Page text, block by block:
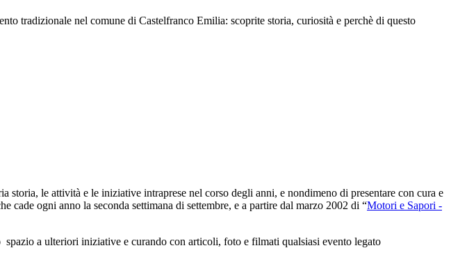
tradizionale nel comune di Castelfranco Emilia: scoprite storia, curiosità e perchè di questo
le attività e le iniziative intraprese nel corso degli anni, e nondimeno di presentare con cura e
cade ogni anno la seconda settimana di settembre, e a partire dal marzo 2002 di “Motori e Sapori -
a ulteriori iniziative e curando con articoli, foto e filmati qualsiasi evento legato